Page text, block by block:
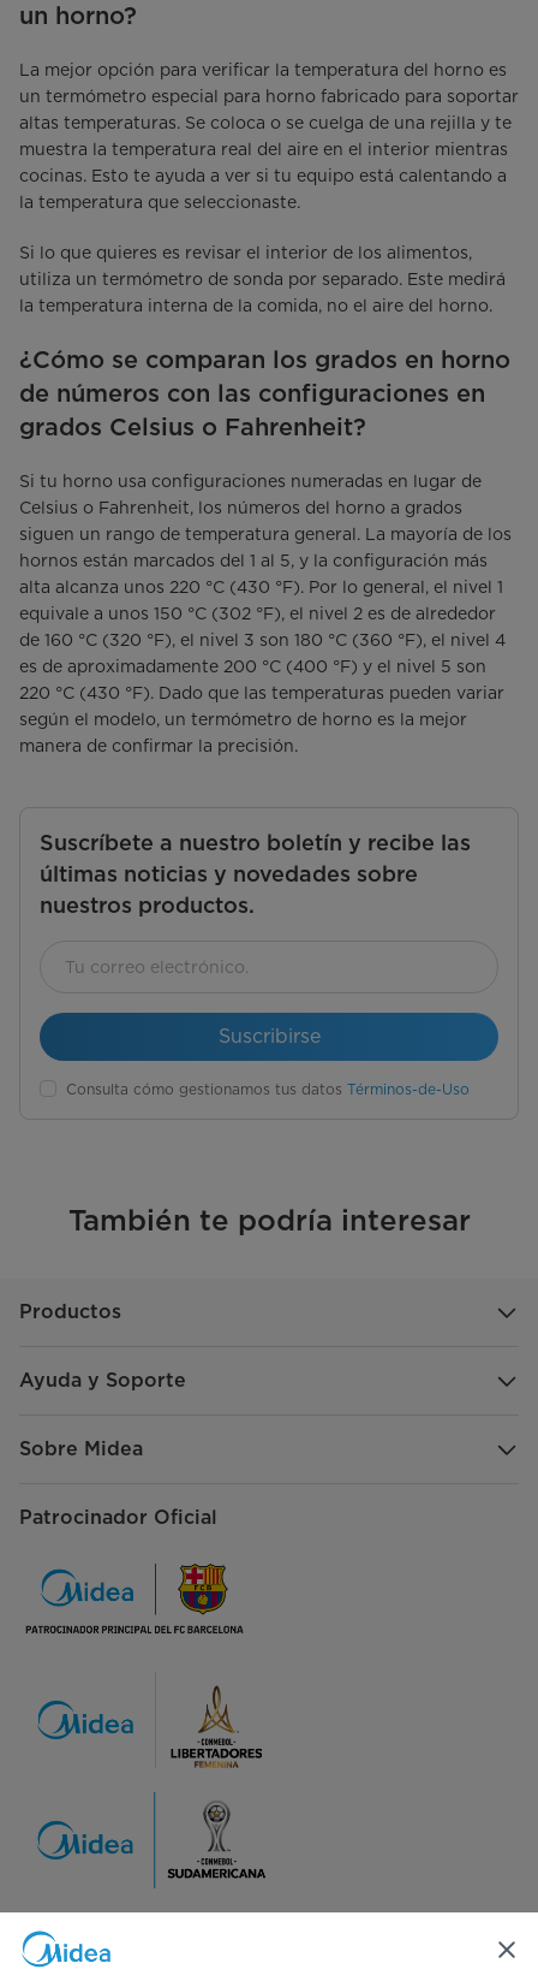
un horno?
La mejor opción para verificar la temperatura del horno es
un termómetro especial para horno fabricado para soportar
altas temperaturas. Se coloca o se cuelga de una rejilla y te
muestra la temperatura real del aire en el interior mientras
cocinas. Esto te ayuda a ver si tu equipo está calentando a
la temperatura que seleccionaste.
Si lo que quieres es revisar el interior de los alimentos,
utiliza un termómetro de sonda por separado. Este medirá
la temperatura interna de la comida, no el aire del horno.
¿Cómo se comparan los grados en horno
de números con las configuraciones en
grados Celsius o Fahrenheit?
Si tu horno usa configuraciones numeradas en lugar de
Celsius o Fahrenheit, los números del horno a grados
siguen un rango de temperatura general. La mayoría de los
hornos están marcados del 1 al 5, y la configuración más
alta alcanza unos 220 °C (430 °F). Por lo general, el nivel 1
equivale a unos 150 °C (302 °F), el nivel 2 es de alrededor
de 160 °C (320 °F), el nivel 3 son 180 °C (360 °F), el nivel 4
es de aproximadamente 200 °C (400 °F) y el nivel 5 son
220 °C (430 °F). Dado que las temperaturas pueden variar
según el modelo, un termómetro de horno es la mejor
manera de confirmar la precisión.
Suscríbete a nuestro boletín y recibe las
últimas noticias y novedades sobre
nuestros productos.
Suscribirse
Consulta cómo gestionamos tus datos Términos-de-Uso
También te podría interesar
Productos
Ayuda y Soporte
Sobre Midea
Patrocinador Oficial
Síguenos en redes sociales